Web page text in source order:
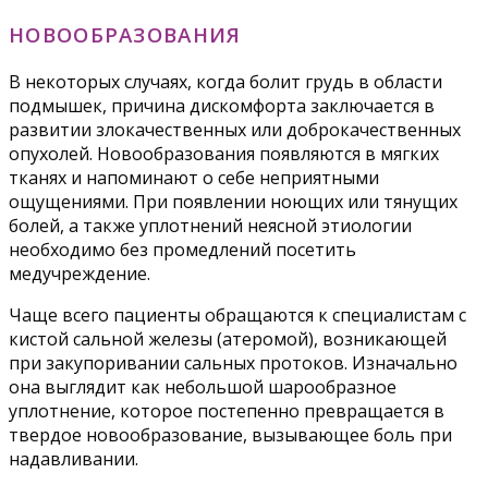
НОВООБРАЗОВАНИЯ
В некоторых случаях, когда болит грудь в области
подмышек, причина дискомфорта заключается в
развитии злокачественных или доброкачественных
опухолей. Новообразования появляются в мягких
тканях и напоминают о себе неприятными
ощущениями. При появлении ноющих или тянущих
болей, а также уплотнений неясной этиологии
необходимо без промедлений посетить
медучреждение.
Чаще всего пациенты обращаются к специалистам с
кистой сальной железы (атеромой), возникающей
при закупоривании сальных протоков. Изначально
она выглядит как небольшой шарообразное
уплотнение, которое постепенно превращается в
твердое новообразование, вызывающее боль при
надавливании.